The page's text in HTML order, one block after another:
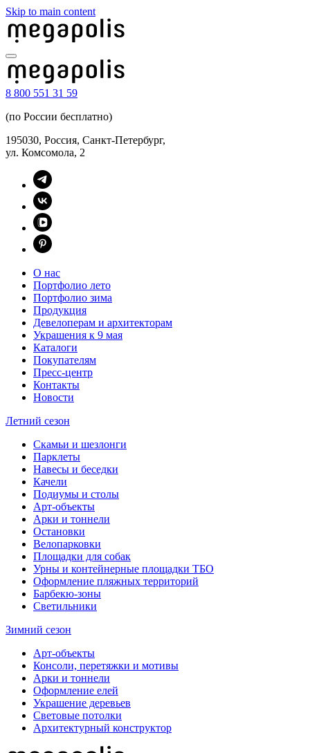
Skip to main content
8 800 551 31 59
(по России бесплатно)
195030, Россия, Санкт-Петербург,
ул. Комсомола, 2
О нас
Портфолио лето
Портфолио зима
Продукция
Девелоперам и архитекторам
Украшения к 9 мая
Каталоги
Покупателям
Пресс-центр
Контакты
Новости
Летний сезон
Скамьи и шезлонги
Парклеты
Навесы и беседки
Качели
Подиумы и столы
Арт-объекты
Арки и тоннели
Остановки
Велопарковки
Площадки для собак
Урны и контейнерные площадки ТБО
Оформление пляжных территорий
Барбекю-зоны
Светильники
Зимний сезон
Арт-объекты
Консоли, перетяжки и мотивы
Арки и тоннели
Оформление елей
Украшение деревьев
Световые потолки
Архитектурный конструктор